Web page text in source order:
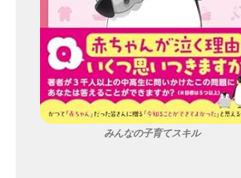
みんなの子育てスキル